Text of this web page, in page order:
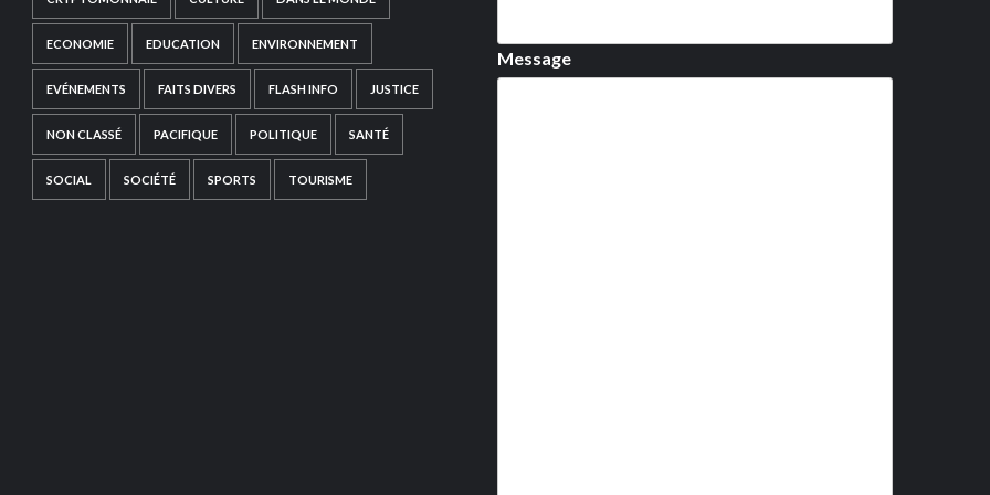
ECONOMIE EDUCATION ENVIRONNEMENT
EVÉNEMENTS FAITS DIVERS FLASH INFO JUSTICE
NON CLASSÉ PACIFIQUE POLITIQUE SANTÉ
SOCIAL SOCIÉTÉ SPORTS TOURISME
Message